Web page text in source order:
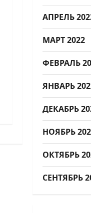
АПРЕЛЬ
МАРТ 2022
ФЕВРАЛЬ
ЯНВАРЬ
ДЕКАБРЬ
НОЯБРЬ
ОКТЯБРЬ
СЕНТЯБРЬ